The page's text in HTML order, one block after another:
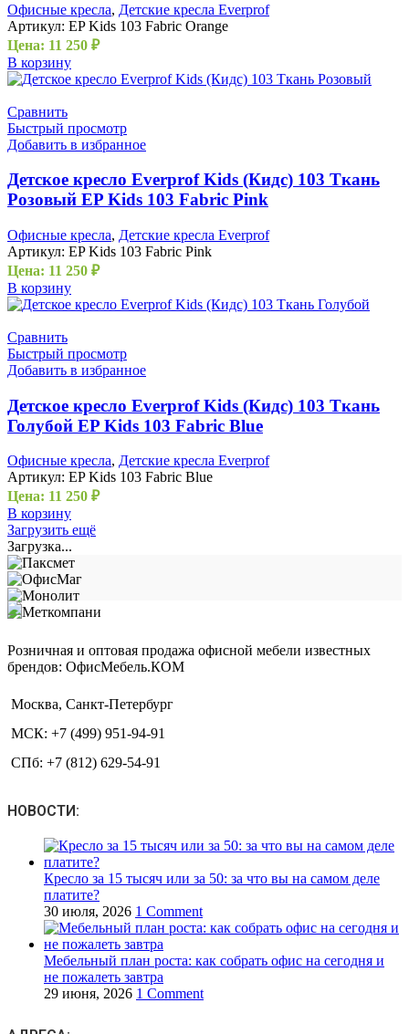
Офисные кресла, Детские кресла Everprof
Артикул: EP Kids 103 Fabric Orange
Цена: 11 250 ₽
В корзину
Сравнить
Быстрый просмотр
Добавить в избранное
Детское кресло Everprof Kids (Кидс) 103 Ткань
Розовый EP Kids 103 Fabric Pink
Офисные кресла, Детские кресла Everprof
Артикул: EP Kids 103 Fabric Pink
Цена: 11 250 ₽
В корзину
Сравнить
Быстрый просмотр
Добавить в избранное
Детское кресло Everprof Kids (Кидс) 103 Ткань
Голубой EP Kids 103 Fabric Blue
Офисные кресла, Детские кресла Everprof
Артикул: EP Kids 103 Fabric Blue
Цена: 11 250 ₽
В корзину
Загрузить ещё
Загрузка...
Розничная и оптовая продажа офисной мебели известных
брендов: ОфисМебель.КОМ
Москва, Санкт-Петербург
МСК: +7 (499) 951-94-91
СПб: +7 (812) 629-54-91
НОВОСТИ:
Кресло за 15 тысяч или за 50: за что вы на самом деле
платите?
30 июля, 2026 1 Comment
Мебельный план роста: как собрать офис на сегодня и
не пожалеть завтра
29 июня, 2026 1 Comment